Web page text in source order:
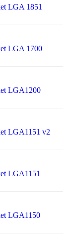
LGA 1851
LGA 1700
LGA1200
LGA1151 v2
LGA1151
LGA1150